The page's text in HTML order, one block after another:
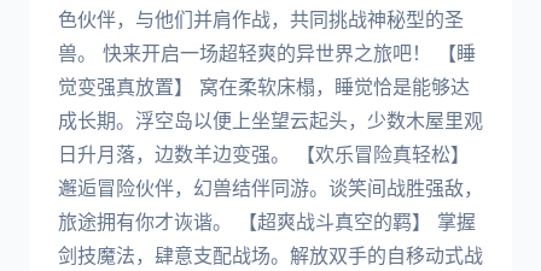
色伙伴，与他们并肩作战，共同挑战神秘型的圣
兽。 快来开启一场超轻爽的异世界之旅吧！ 【睡
觉变强真放置】 窝在柔软床榻，睡觉恰是能够达
成长期。浮空岛以便上坐望云起头，少数木屋里观
日升月落，边数羊边变强。 【欢乐冒险真轻松】
邂逅冒险伙伴，幻兽结伴同游。谈笑间战胜强敌，
旅途拥有你才诙谐。 【超爽战斗真空的羁】 掌握
剑技魔法，肆意支配战场。解放双手的自移动式战